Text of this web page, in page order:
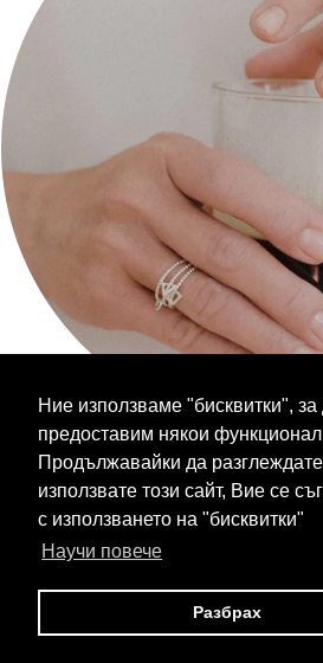
Ние използваме "бисквитки", за
предоставим някои
Продължавайки да
използвате този сайт, Вие се
с използването на "бисквитки"
Научи повече
Разбрах
Общи Условия
Политика за поверителност
Следете ни на:
Facebook
Instagram
Бъдете вътрешен човек
JOIN THE CLUB
Бъди вътрешен
Абонирай се за нашия бюлетин,
любовни бележки с актуална
нови колекции и неустоими